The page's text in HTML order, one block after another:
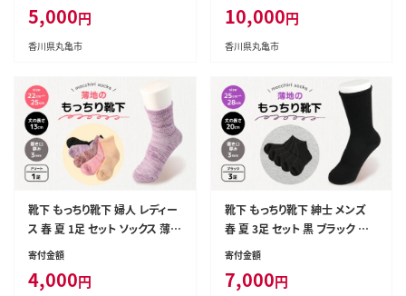
ビジネス シンプル カジュアル お
しゃれ かわいい 履き心地 日常
5,000円
香川県丸亀市
ス 足元 ビジネス シンプル カジ
ュアル おしゃれ かわいい 履き心
製 香川県 丸亀市
10,000円
香川県丸亀市
靴下 もっちり靴下 婦人 レディー
ス 春 夏 1足 セット ソックス 薄
手 蒸れない 爽やか もっちり 靴
ビジネス シンプル カジュアル お
寄付金額
4,000円
靴下 もっちり靴下 紳士 メンズ
春 夏 3足 セット 黒 ブラック ソッ
クス 薄手 蒸れない 爽やか もっ
ス 足元 ビジネス シンプル カジ
寄付金額
7,000円